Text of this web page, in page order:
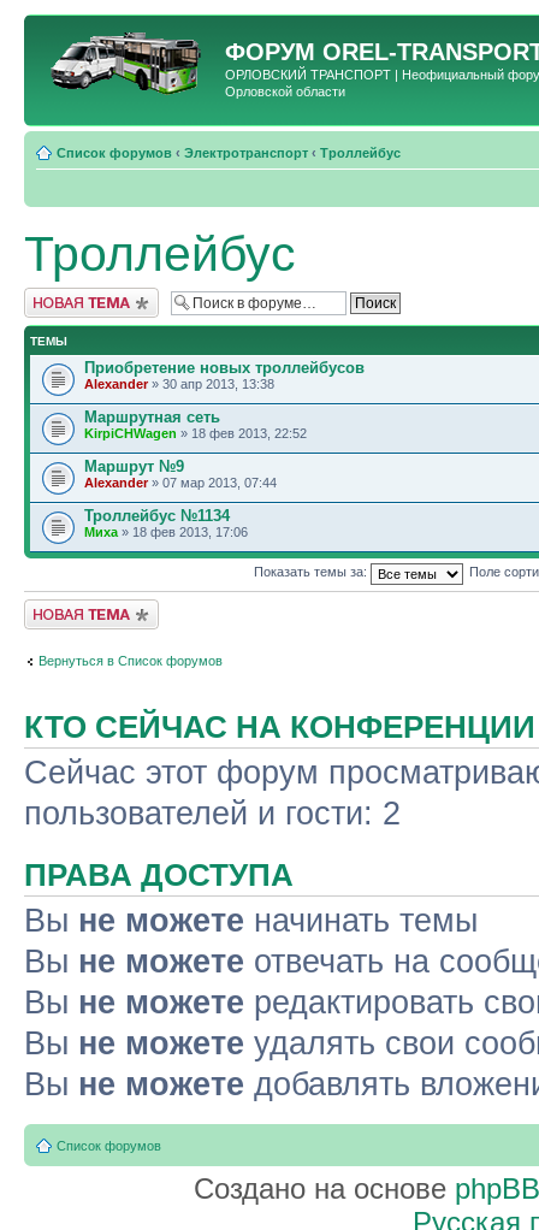
ФОРУМ OREL-
ОРЛОВСКИЙ ТРАНСПОРТ | Неофициальный форум
Орловской области
Список форумов ‹ Электротранспорт ‹ Троллейбус
Троллейбус
Новая тема
ТЕМЫ
Приобретение новых троллейбусов
Alexander» 30 апр 2013, 13:38
Маршрутная сеть
KirpiCHWagen » 18 фев 2013, 22:52
Маршрут №9
Alexander» 07 мар 2013, 07:44
Троллейбус №1134
Миха » 18 фев 2013, 17:06
Показать темы за: Поле
Новая тема
Вернуться в Список форумов
КТО СЕЙЧАС НА КОНФЕРЕНЦИИ
Сейчас этот форум
пользователей и гости: 2
ПРАВА ДОСТУПА
Вы не можете начинать темы
Вы не можете отвечать на
Вы не можете редактировать
Вы не можете удалять свои
Вы не можете добавлять
Список форумов
Создано на основе phpBB
Русская